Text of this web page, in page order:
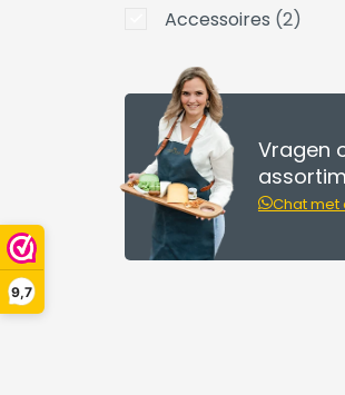
9,7
Accessoires (2)
Vragen
Chat met